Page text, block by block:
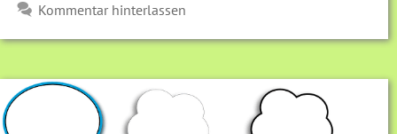
Kommentar hinterlassen